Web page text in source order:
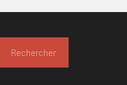
Rechercher